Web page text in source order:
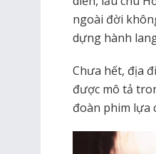
ngoài đời
dựng hành
Chưa hết, địa
được mô tả
đoàn phim lựa